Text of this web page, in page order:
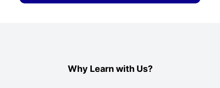
Why Learn with Us?